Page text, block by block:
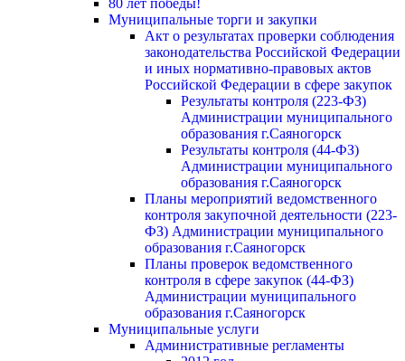
80 лет победы!
Муниципальные торги и закупки
Акт о результатах проверки соблюдения
законодательства Российской Федерации
и иных нормативно-правовых актов
Российской Федерации в сфере закупок
Результаты контроля (223-ФЗ)
Администрации муниципального
образования г.Саяногорск
Результаты контроля (44-ФЗ)
Администрации муниципального
образования г.Саяногорск
Планы мероприятий ведомственного
контроля закупочной деятельности (223-
ФЗ) Администрации муниципального
образования г.Саяногорск
Планы проверок ведомственного
контроля в сфере закупок (44-ФЗ)
Администрации муниципального
образования г.Саяногорск
Муниципальные услуги
Административные регламенты